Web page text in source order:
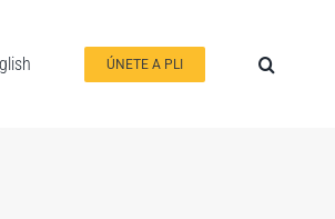
ÚNETE A PLI